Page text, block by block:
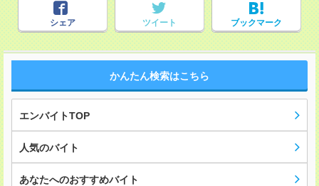
シェア ツイート ブックマーク
かんたん検索はこちら
エンバイトTOP
人気のバイト
あなたへのおすすめバイト